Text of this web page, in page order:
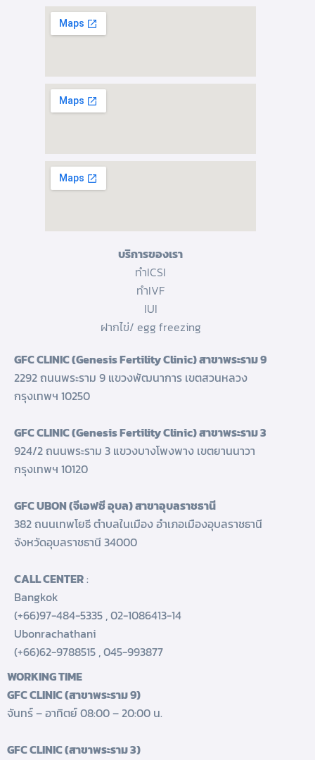
บริการของเรา
ทำICSI
ทำIVF
IUI
ฝากไข่/ egg freezing
GFC CLINIC (Genesis Fertility Clinic) สาขาพระราม 9
2292 ถนนพระราม 9 แขวงพัฒนาการ เขตสวนหลวง
กรุงเทพฯ 10250
GFC CLINIC (Genesis Fertility Clinic) สาขาพระราม 3
924/2 ถนนพระราม 3 แขวงบางโพงพาง เขตยานนาวา
กรุงเทพฯ 10120
GFC UBON (จีเอฟซี อุบล) สาขาอุบลราชธานี
382 ถนนเทพโยธี ตำบลในเมือง อำเภอเมืองอุบลราชธานี
จังหวัดอุบลราชธานี 34000
CALL CENTER:
Bangkok
(+66)97-484-5335,02-1086413-14
Ubonrachathani
(+66)62-9788515,045-993877
WORKING TIME
GFC CLINIC (สาขาพระราม 9)
จันทร์ – อาทิตย์ 08:00 – 20:00 น.
GFC CLINIC (สาขาพระราม 3)